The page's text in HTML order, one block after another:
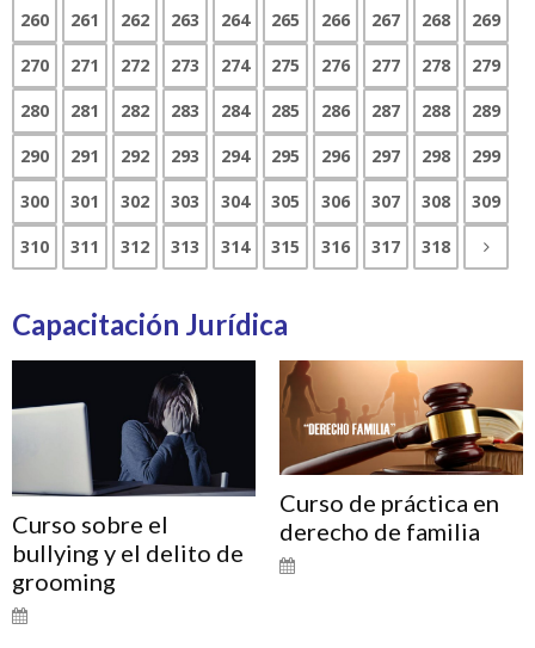
260 261 262 263 264 265 266 267 268
269
270
271 272 273 274 275 276 277 278
279
280
281 282 283 284 285 286 287 288
289
290
291 292 293 294 295 296 297 298
299
300
301 302 303 304 305 306 307 308
309
310
311 312 313 314 315 316 317 318
Capacitación Jurídica
Curso sobre el
bullying y el delito de
grooming
Curso de práctica en
derecho de familia